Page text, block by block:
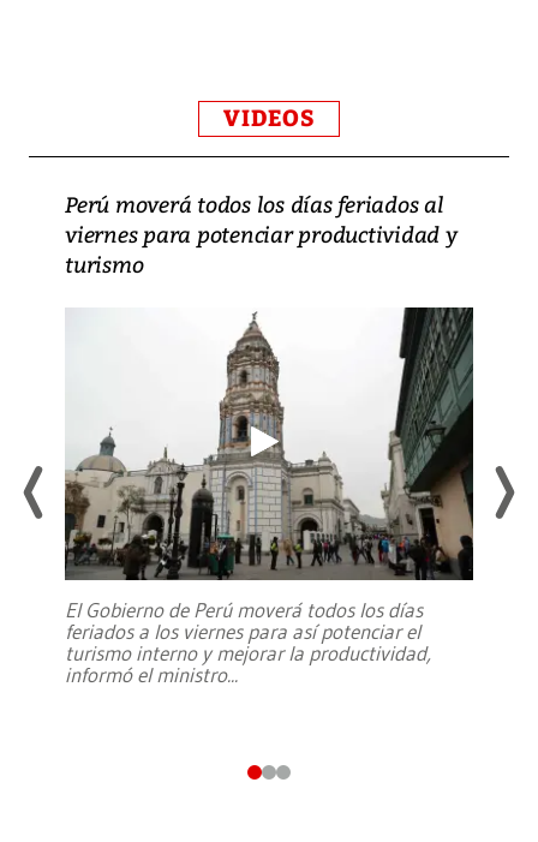
VIDEOS
Perú moverá todos los días feriados al
viernes para potenciar productividad y
turismo
El Gobierno de Perú moverá todos los días
feriados a los viernes para así potenciar el
turismo interno y mejorar la productividad,
informó el ministro...